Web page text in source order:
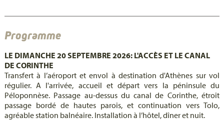
Programme
LE DIMANCHE 20 SEPTEMBRE 2026: L'ACCÈS ET LE CANAL
DE CORINTHE
Transfert à l’aéroport et envol à destination d'Athènes sur vol
régulier. A l'arrivée, accueil et départ vers la péninsule du
Péloponnèse. Passage au-dessus du canal de Corinthe, étroit
passage bordé de hautes parois, et continuation vers Tolo,
agréable station balnéaire. Installation à l’hôtel, dîner et nuit.